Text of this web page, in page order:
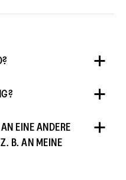
EINE ANDERE
B. AN MEINE